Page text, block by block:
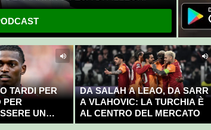
TARDI PER
PER
UN
DA SALAH A LEAO, DA SARR
A VLAHOVIC: LA TURCHIA È
AL CENTRO DEL MERCATO